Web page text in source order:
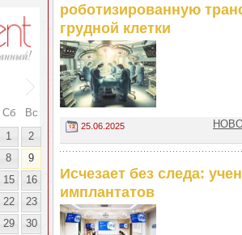
Сб
Вс
1
2
8
9
15
16
22
23
29
30
роботизированную
грудной клетки
25.06.2025
Исчезает без следа:
имплантатов